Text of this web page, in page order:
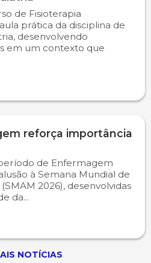
de Fisioterapia
prática da disciplina de
desenvolvendo
em um contexto que
reforça importância
de Enfermagem
à Semana Mundial de
2026), desenvolvidas
da...
NOTÍCIAS